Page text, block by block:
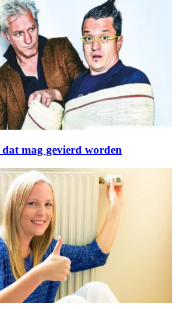
mag gevierd worden